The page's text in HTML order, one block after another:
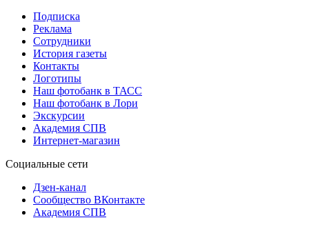
Подписка
Реклама
Сотрудники
История газеты
Контакты
Логотипы
Наш фотобанк в ТАСС
Наш фотобанк в Лори
Экскурсии
Академия СПВ
Интернет-магазин
Социальные сети
Дзен-канал
Сообщество ВКонтакте
Академия СПВ